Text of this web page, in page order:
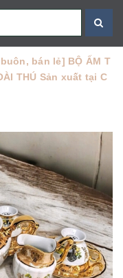
bán lẻ] BỘ ẤM T
THÚ Sản xuất tại C